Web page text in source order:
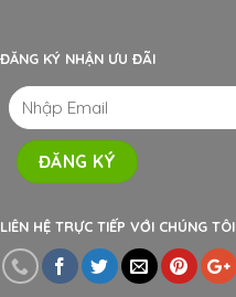
ĐĂNG KÝ NHẬN ƯU ĐÃI
LIÊN HỆ TRỰC TIẾP VỚI CHÚNG TÔI